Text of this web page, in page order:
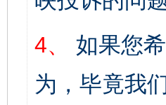
4、
如果您
为，毕竟我